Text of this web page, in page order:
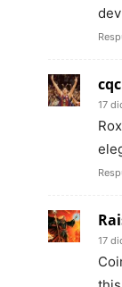
17
17